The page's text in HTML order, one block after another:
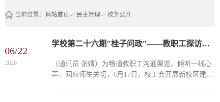
当前位置： 网站首页-> 民主管理 -> 校务公开
06/22
2026
学校第二十六期"桂子问政"——教职工探访盘龙城校区展示中心
（通讯员 张婧）为畅通教职工沟通渠道，倾听一线心
声、回应师生关切，6月17日，校工会开展新校区建设